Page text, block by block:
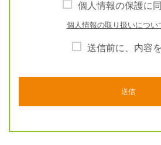
個人情報の保護に
個人情報の取り扱いについ
送信前に、内容